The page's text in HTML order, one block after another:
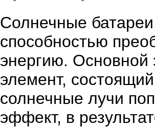
Солнечные
способностью
энергию. Основной
элемент,
солнечные лучи
эффект, в